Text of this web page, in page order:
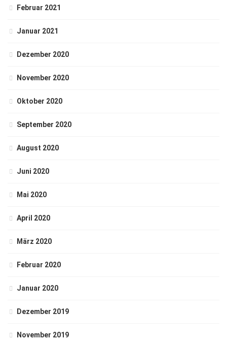
Februar 2021
Januar 2021
Dezember 2020
November 2020
Oktober 2020
September 2020
August 2020
Juni 2020
Mai 2020
April 2020
März 2020
Februar 2020
Januar 2020
Dezember 2019
November 2019